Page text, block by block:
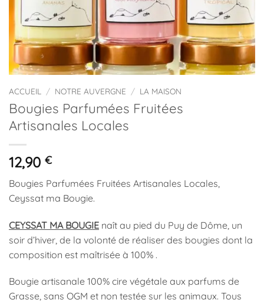
ACCUEIL / NOTRE AUVERGNE / LA MAISON
Bougies Parfumées Fruitées
Artisanales Locales
12,90 €
Bougies Parfumées Fruitées Artisanales Locales,
Ceyssat ma Bougie.
CEYSSAT MA BOUGIE naît au pied du Puy de Dôme, un
soir d’hiver, de la volonté de réaliser des bougies dont la
composition est maîtrisée à 100% .
Bougie artisanale 100% cire végétale aux parfums de
Grasse, sans OGM et non testée sur les animaux. Tous